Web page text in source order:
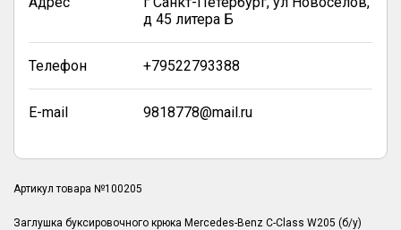
д 45 литера Б
Телефон +79522793388
E-mail 9818778@mail.ru
Артикул товара №100205
Заглушка буксировочного крюка Mercedes-Benz C-Class W205 (б/у)